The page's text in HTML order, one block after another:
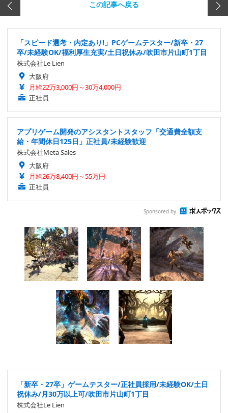
この記事へ戻る
「スピード選考・内定あり!」PCゲームテスター/新卒・27
卒/未経験OK/福利厚生充実/土日祝休み/吹田市片山町1丁目
株式会社Le Lien
大阪府
月給22万3,000円～30万4,000円
正社員
アプリゲーム開発のアシスタントスタッフ「交通費全額支
給・年間休日125日」正社員/未経験歓迎
株式会社Meta Sales
大阪府
月給26万8,400円～55万円
正社員
Sponsored by
「新卒・27卒」ゲームテスター/正社員採用/未経験OK/土日
祝休み/月30万以上可/吹田市片山町1丁目
株式会社Le Lien